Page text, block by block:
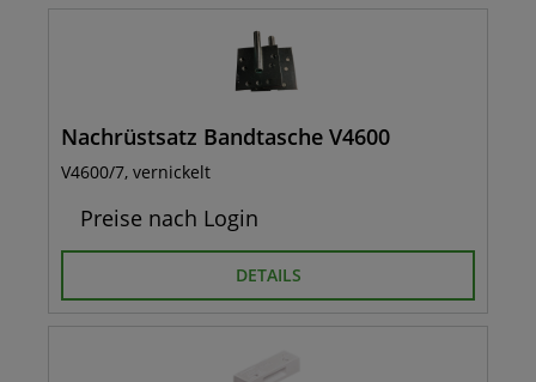
Nachrüstsatz Bandtasche V4600
V4600/7, vernickelt
Preise nach Login
DETAILS